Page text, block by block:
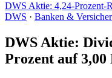
DWS Aktie: 4,24-Prozent-
DWS · Banken &
DWS Aktie:
Prozent auf 3,00